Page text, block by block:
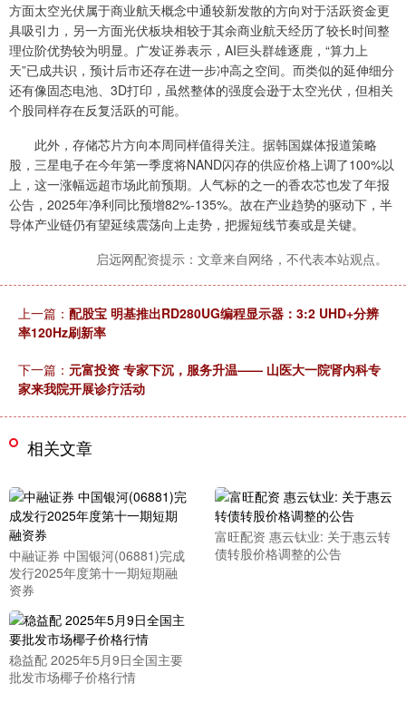
方面太空光伏属于商业航天概念中通较新发散的方向对于活跃资金更
具吸引力，另一方面光伏板块相较于其余商业航天经历了较长时间整
理位阶优势较为明显。广发证券表示，AI巨头群雄逐鹿，“算力上
天”已成共识，预计后市还存在进一步冲高之空间。而类似的延伸细分
还有像固态电池、3D打印，虽然整体的强度会逊于太空光伏，但相关
个股同样存在反复活跃的可能。
此外，存储芯片方向本周同样值得关注。据韩国媒体报道策略
股，三星电子在今年第一季度将NAND闪存的供应价格上调了100%以
上，这一涨幅远超市场此前预期。人气标的之一的香农芯也发了年报
公告，2025年净利同比预增82%-135%。故在产业趋势的驱动下，半
导体产业链仍有望延续震荡向上走势，把握短线节奏或是关键。
启远网配资提示：文章来自网络，不代表本站观点。
上一篇： 配股宝 明基推出RD280UG编程显示器：3:2 UHD+分辨
率120Hz刷新率
下一篇： 元富投资 专家下沉，服务升温—— 山医大一院肾内科专
家来我院开展诊疗活动
相关文章
中融证券 中国银河(06881)完成
发行2025年度第十一期短期融
资券
富旺配资 惠云钛业: 关于惠云转
债转股价格调整的公告
稳益配 2025年5月9日全国主要
批发市场椰子价格行情